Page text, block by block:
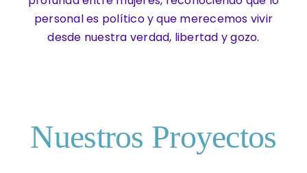
personal es político y que merecemos vivir
desde nuestra verdad, libertad y gozo.
Nuestros Proyectos